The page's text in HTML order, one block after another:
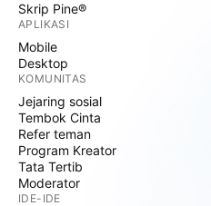
Skrip Pine®
APLIKASI
Mobile
Desktop
KOMUNITAS
Jejaring sosial
Tembok Cinta
Refer teman
Program Kreator
Tata Tertib
Moderator
IDE-IDE